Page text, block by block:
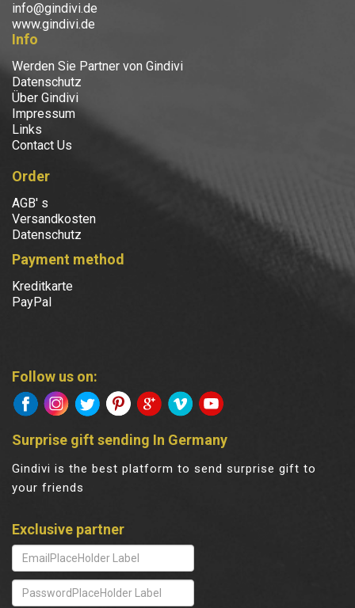
info@gindivi.de
www.gindivi.de
Info
Werden Sie Partner von Gindivi
Datenschutz
Über Gindivi
Impressum
Links
Contact Us
Order
AGB' s
Versandkosten
Datenschutz
Payment method
Kreditkarte
PayPal
Follow us on:
Surprise gift sending In Germany
Gindivi is the best platform to send surprise gift to
your friends
Exclusive partner